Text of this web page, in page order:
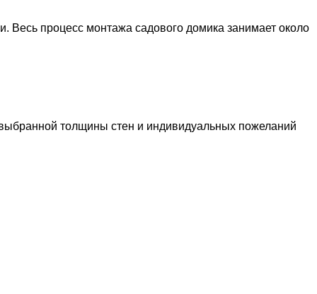
Весь процесс монтажа садового домика занимает около
толщины стен и индивидуальных пожеланий